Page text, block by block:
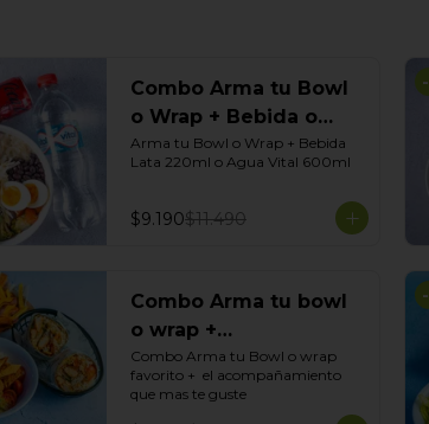
Combo Arma tu Bowl
o Wrap + Bebida o
Agua
Arma tu Bowl o Wrap + Bebida
Lata 220ml o Agua Vital 600ml
$9.190$11.490
-
Combo Arma tu bowl
o wrap +
Acompañamiento
Combo Arma tu Bowl o wrap
favorito +  el acompañamiento
que mas te guste
-